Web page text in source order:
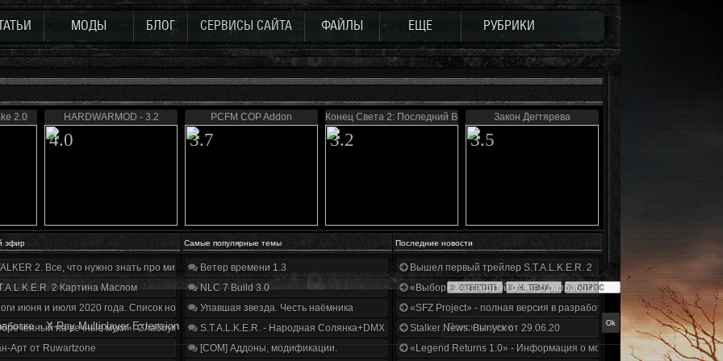
МОДЫ БЛОГ СЕРВИСЫ САЙТА ФАЙЛЫ ЕЩЕ РУБРИКИ
2.0 HARDWARMOD - 3.2
4.0
PCFM COP Addon
3.7
Конец Света 2: Последний Восход
3.2
Закон Дегтярева
3.5
эфир Самые популярные темы Последние новости
2. Все, что нужно знать про мир, геймплей и сюжет | Разбор трейлера
2 Картина Маслом
июня и июля 2020 года. Список нововведений
на вечные муки». Слабоумие и отвага
Арт от Ruwartzone
Ветер времени 1.3
NLC 7 Build 3.0
Упавшая звезда. Честь наёмника
S.T.A.L.K.E.R. - Народная Солянка+DMX 1.3.5.ООП.МА.К.
[COM] Аддоны, модификации.
Вышел первый трейлер S.T.A.L.K.E.R. 2
«Выбор» - четвертый отчет о разработке!
«SFZ Project» - полная версия в разработке!
Stalker News. Выпуск от 29.06.20
«Legend Returns 1.0» - Информация о моде за июнь 2020
» X-Ray Multiplayer Extension